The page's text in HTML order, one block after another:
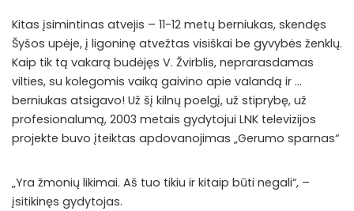
Kitas įsimintinas atvejis – 11-12 metų berniukas, skendęs
Šyšos upėje, į ligoninę atvežtas visiškai be gyvybės ženklų.
Kaip tik tą vakarą budėjęs V. Žvirblis, neprarasdamas
vilties, su kolegomis vaiką gaivino apie valandą ir …
berniukas atsigavo! Už šį kilnų poelgį, už stiprybę, už
profesionalumą, 2003 metais gydytojui LNK televizijos
projekte buvo įteiktas apdovanojimas „Gerumo sparnas“
„Yra žmonių likimai. Aš tuo tikiu ir kitaip būti negali“, –
įsitikinęs gydytojas.